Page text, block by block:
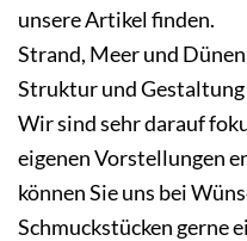
unsere Artikel finden.
Strand, Meer und
Struktur und
Wir sind sehr darauf
eigenen Vorstellungen
können Sie uns bei
Schmuckstücken gerne